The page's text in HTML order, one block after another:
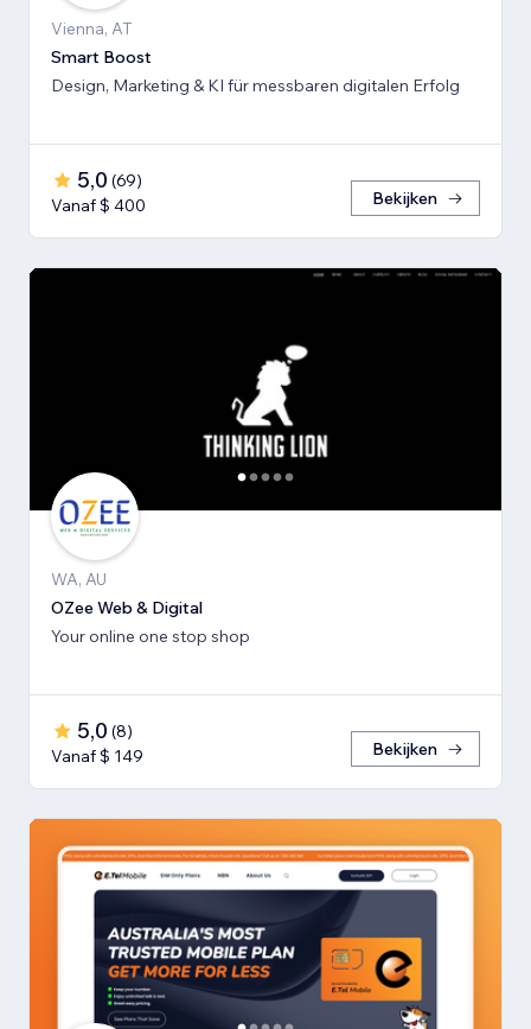
Vienna, AT
Smart Boost
Design, Marketing & KI für messbaren digitalen Erfolg
5,0 (69)
Vanaf $ 400
Bekijken
WA, AU
OZee Web & Digital
Your online one stop shop
5,0 (8)
Vanaf $ 149
Bekijken